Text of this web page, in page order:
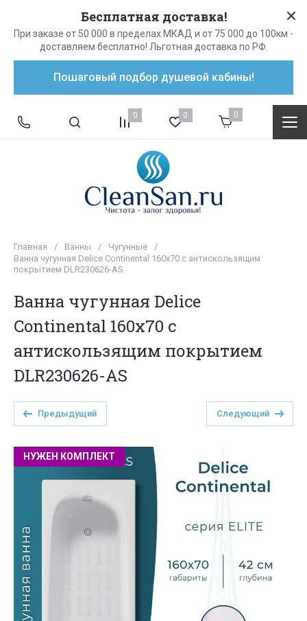
Бесплатная доставка!
При заказе от 50 000 в пределах МКАД и от 75 000 до 100км -
доставляем бесплатно! Льготная доставка по РФ.
Пошаговый подбор душевой кабины!
0 0 0
Главная / Ванны / Чугунные
/
Ванна чугунная Delice Continental 160х70 с антискользящим
покрытием DLR230626-AS
Ванна чугунная Delice
Continental 160х70 с
антискользящим покрытием
DLR230626-AS
Предыдущий Следующий
НУЖЕН КОМПЛЕКТ